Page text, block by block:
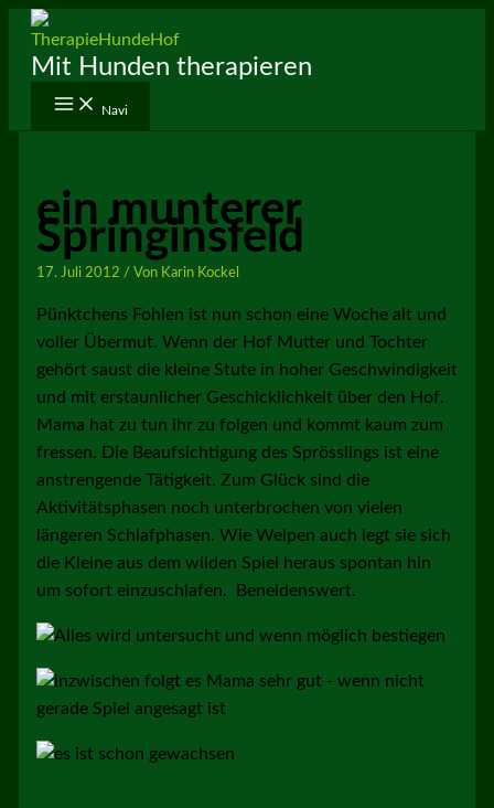
Zum
Inhalt
springen
Mit Hunden therapieren
Navi
ein munterer
Springinsfeld
17. Juli 2012 / Von Karin Kockel
Pünktchens Fohlen ist nun schon eine Woche alt und
voller Übermut. Wenn der Hof Mutter und Tochter
gehört saust die kleine Stute in hoher Geschwindigkeit
und mit erstaunlicher Geschicklichkeit über den Hof.
Mama hat zu tun ihr zu folgen und kommt kaum zum
fressen. Die Beaufsichtigung des Sprösslings ist eine
anstrengende Tätigkeit. Zum Glück sind die
Aktivitätsphasen noch unterbrochen von vielen
längeren Schlafphasen. Wie Welpen auch legt sie sich
die Kleine aus dem wilden Spiel heraus spontan hin
um sofort einzuschlafen. Beneidenswert.